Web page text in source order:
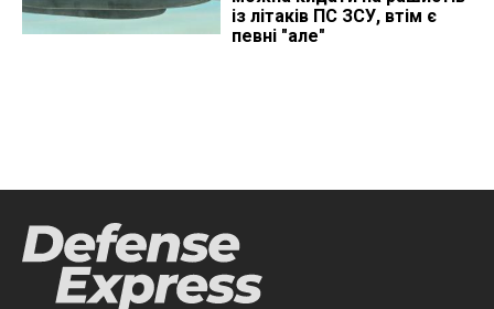
із літаків ПС ЗСУ, втім є
певні "але"